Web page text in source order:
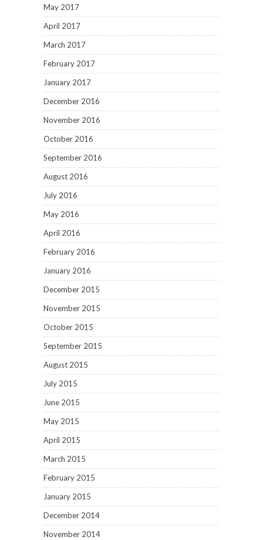
May 2017
April 2017
March 2017
February 2017
January 2017
December 2016
November 2016
October 2016
September 2016
August 2016
July 2016
May 2016
April 2016
February 2016
January 2016
December 2015
November 2015
October 2015
September 2015
August 2015
July 2015
June 2015
May 2015
April 2015
March 2015
February 2015
January 2015
December 2014
November 2014